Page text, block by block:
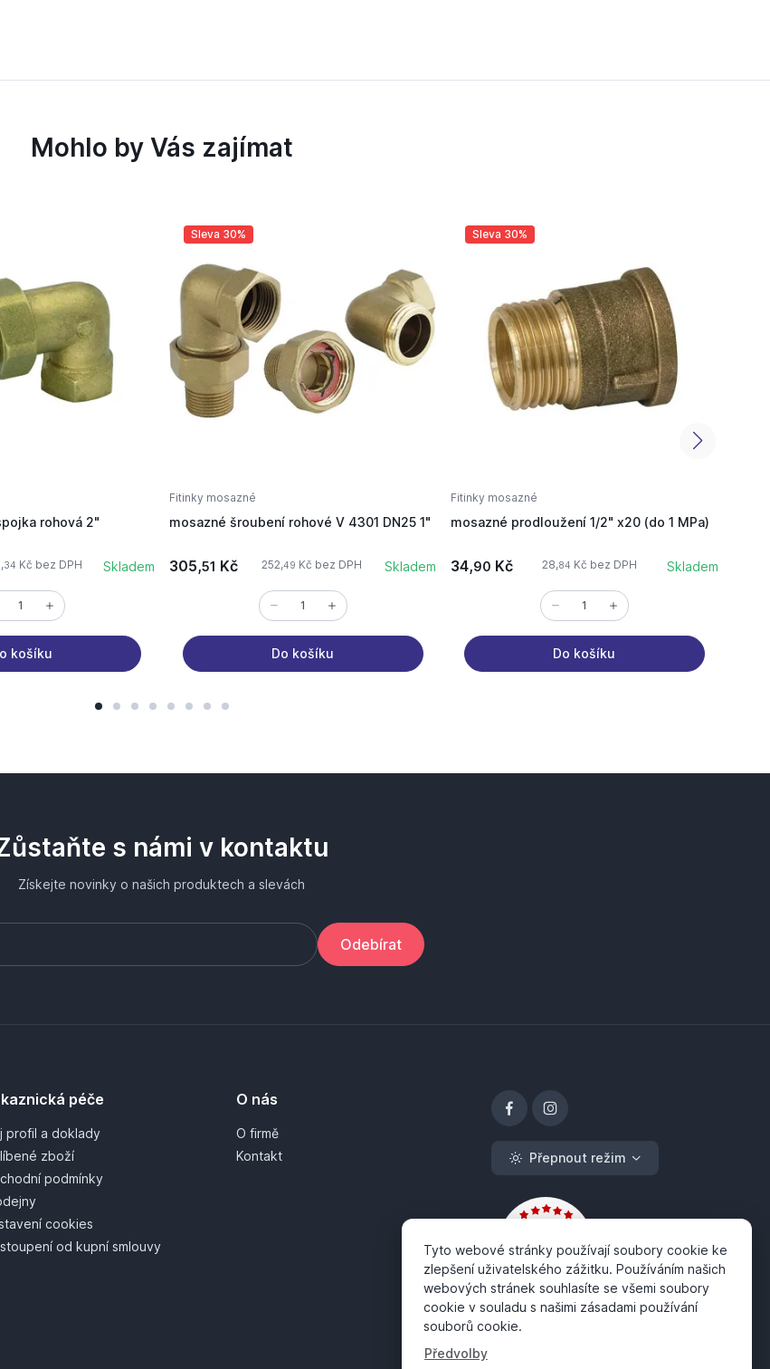
Mohlo by Vás zajímat
rohová 2"
34 Kč bez DPH Skladem
košíku
Sleva 30%
Fitinky mosazné
mosazné šroubení rohové V 4301 DN25 1"
305,51 Kč 252,49 Kč bez DPH Skladem
Do košíku
Sleva 30%
Fitinky mosazné
mosazné prodloužení 1/2" x20 (do 1 MPa)
34,90 Kč 28,84 Kč bez DPH Skladem
Do košíku
s námi v kontaktu
Získejte novinky o našich produktech a slevách
Odebírat
péče
profil a doklady
zboží
podmínky
cookies
od kupní smlouvy
O nás
O firmě
Kontakt
Přepnout režim
Tyto webové stránky používají soubory cookie ke
zlepšení uživatelského zážitku. Používáním našich
webových stránek souhlasíte se všemi soubory
cookie v souladu s našimi zásadami používání
souborů cookie.
Předvolby